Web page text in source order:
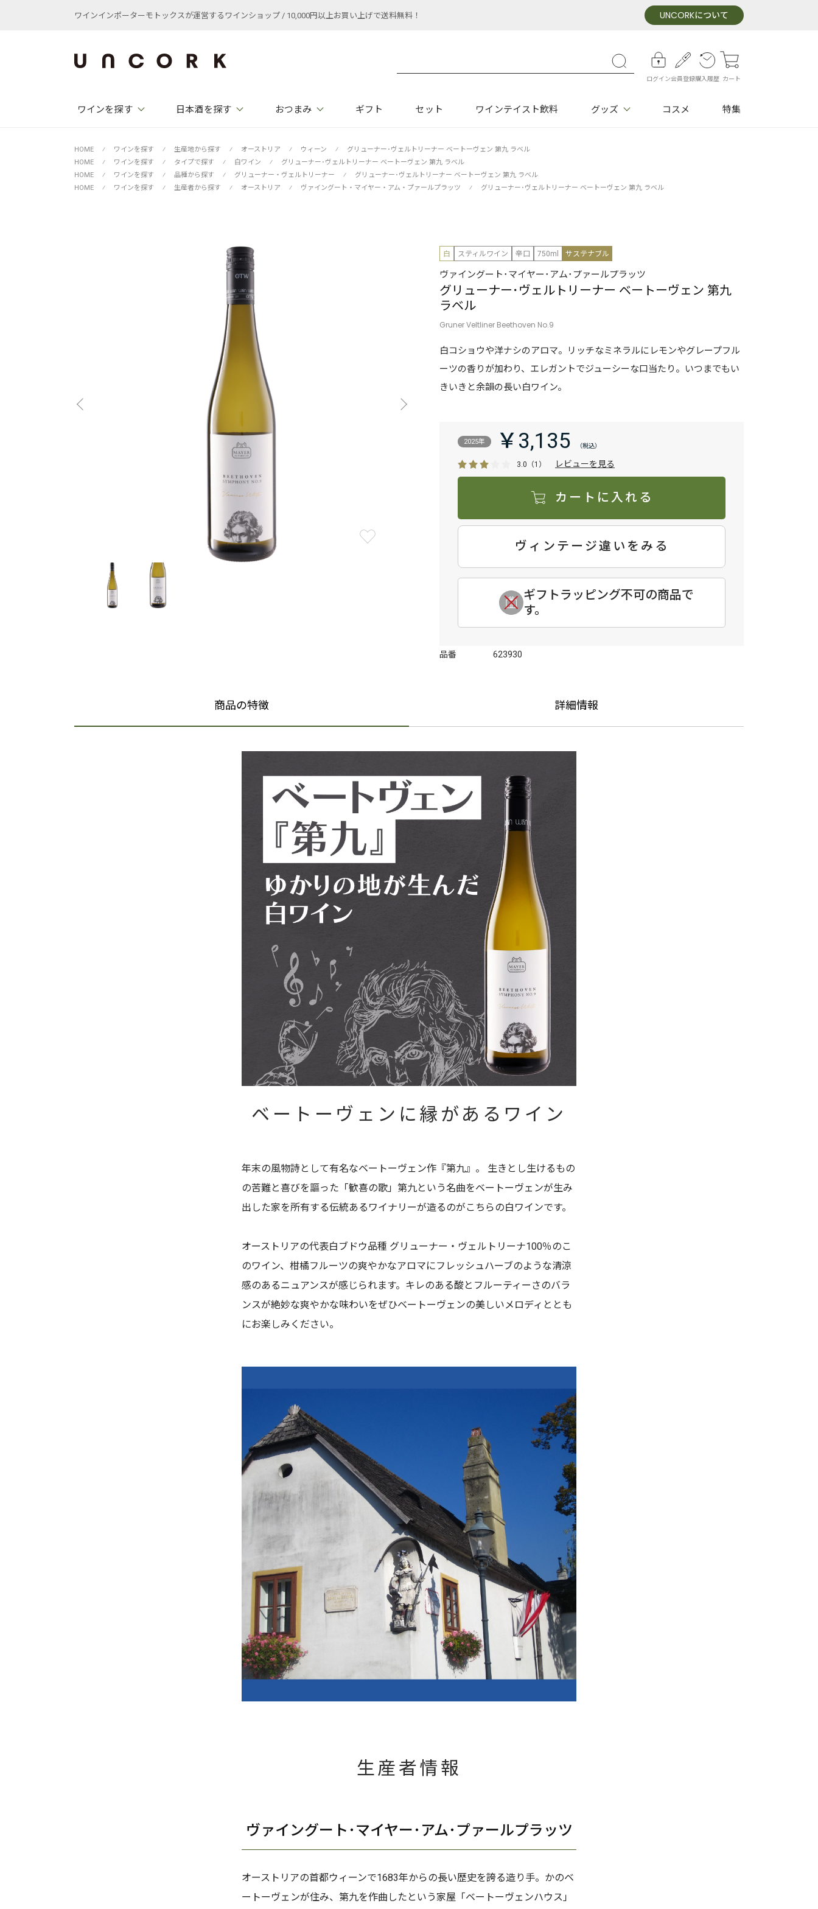
ワインインポーターモトックスが運営するワインショップ / 10,000円以上お買い上げで送料無料！ UNCORKについて
ログイン会員登録購入履歴 カート
ワインを探す 日本酒を探す おつまみ ギフト セット ワインテイスト飲料 グッズ コスメ 特集
HOME ⁄ ワインを探す ⁄ 生産地から探す ⁄ オーストリア ⁄ ウィーン ⁄
グリューナー･ヴェルトリーナー ベートーヴェン 第九 ラベル
HOME
⁄ ワインを探す ⁄ タイプで探す ⁄ 白ワイン ⁄
グリューナー･ヴェルトリーナー ベートーヴェン 第九 ラベル
HOME
⁄ ワインを探す ⁄ 品種から探す ⁄ グリューナー・ヴェルトリーナー ⁄
グリューナー･ヴェルトリーナー ベートーヴェン 第九 ラベル
HOME
⁄ ワインを探す ⁄ 生産者から探す ⁄ オーストリア ⁄ ヴァイングート・マイヤー・アム・プァールプラッツ ⁄ グリューナー･ヴェルトリーナー ベートーヴェン 第九 ラベル
白 スティルワイン 辛口 750ml サステナブル
ヴァイングート･マイヤー･アム･プァールプラッツ
グリューナー･ヴェルトリーナー ベートーヴェン 第九
ラベル
Gruner Veltliner Beethoven No.9
白コショウや洋ナシのアロマ。リッチなミネラルにレモンやグレープフル
ーツの香りが加わり、エレガントでジューシーな口当たり。いつまでもい
きいきと余韻の長い白ワイン。
2025年 ￥3,135
3.0 （1） レビューを見る
カートに入れる
ヴィンテージ違いをみる
ギフトラッピング不可の商品で
す。
品番 623930
商品の特徴 詳細情報
ベートーヴェンに縁があるワイン
年末の風物詩として有名なベートーヴェン作『第九』。 生きとし生けるもの
の苦難と喜びを謳った「歓喜の歌」第九という名曲をベートーヴェンが生み
出した家を所有する伝統あるワイナリーが造るのがこちらの白ワインです。
オーストリアの代表白ブドウ品種 グリューナー・ヴェルトリーナ100％のこ
のワイン、柑橘フルーツの爽やかなアロマにフレッシュハーブのような清涼
感のあるニュアンスが感じられます。キレのある酸とフルーティーさのバラ
ンスが絶妙な爽やかな味わいをぜひベートーヴェンの美しいメロディととも
にお楽しみください。
生産者情報
ヴァイングート･マイヤー･アム･プァールプラッツ
オーストリアの首都ウィーンで1683年からの長い歴史を誇る造り手。かのベ
ートーヴェンが住み、第九を作曲したという家屋「ベートーヴェンハウス」